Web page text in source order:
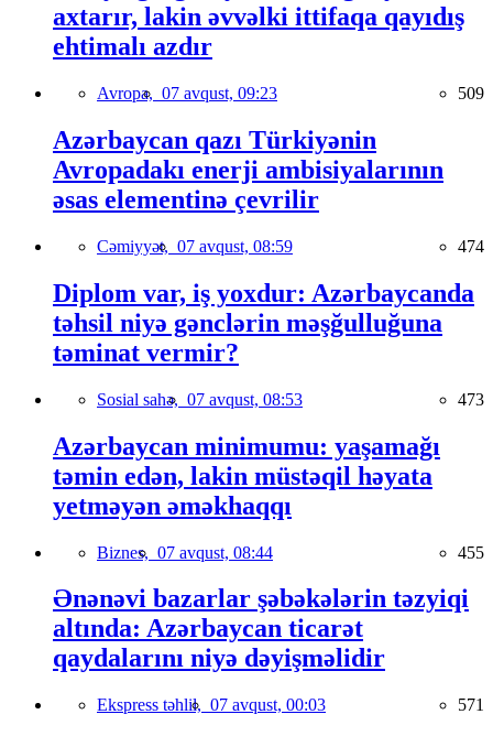
axtarır, lakin əvvəlki ittifaqa qayıdış
ehtimalı azdır
Avropa, 07 avqust, 09:23 509
Azərbaycan qazı Türkiyənin
Avropadakı enerji ambisiyalarının
əsas elementinə çevrilir
Cəmiyyət, 07 avqust, 08:59 474
Diplom var, iş yoxdur: Azərbaycanda
təhsil niyə gənclərin məşğulluğuna
təminat vermir?
Sosial sahə, 07 avqust, 08:53 473
Azərbaycan minimumu: yaşamağı
təmin edən, lakin müstəqil həyata
yetməyən əməkhaqqı
Biznes, 07 avqust, 08:44 455
Ənənəvi bazarlar şəbəkələrin təzyiqi
altında: Azərbaycan ticarət
qaydalarını niyə dəyişməlidir
Ekspress təhlil, 07 avqust, 00:03 571